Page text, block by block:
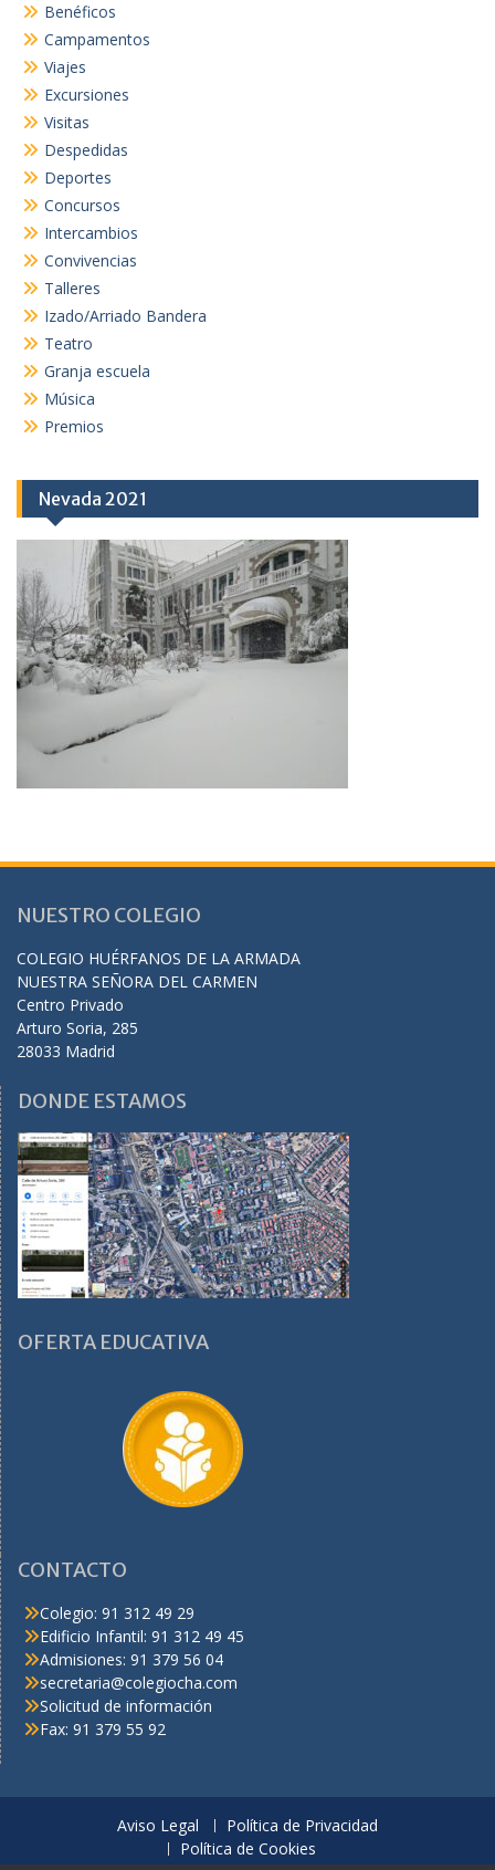
Benéficos
Campamentos
Viajes
Excursiones
Visitas
Despedidas
Deportes
Concursos
Intercambios
Convivencias
Talleres
Izado/Arriado Bandera
Teatro
Granja escuela
Música
Premios
Nevada 2021
NUESTRO COLEGIO
COLEGIO HUÉRFANOS DE LA ARMADA
NUESTRA SEÑORA DEL CARMEN
Centro Privado
Arturo Soria, 285
28033 Madrid
DONDE ESTAMOS
OFERTA EDUCATIVA
CONTACTO
Colegio: 91 312 49 29
Edificio Infantil: 91 312 49 45
Admisiones: 91 379 56 04
secretaria@colegiocha.com
Solicitud de información
Fax: 91 379 55 92
Aviso Legal
Política de Privacidad
Política de Cookies